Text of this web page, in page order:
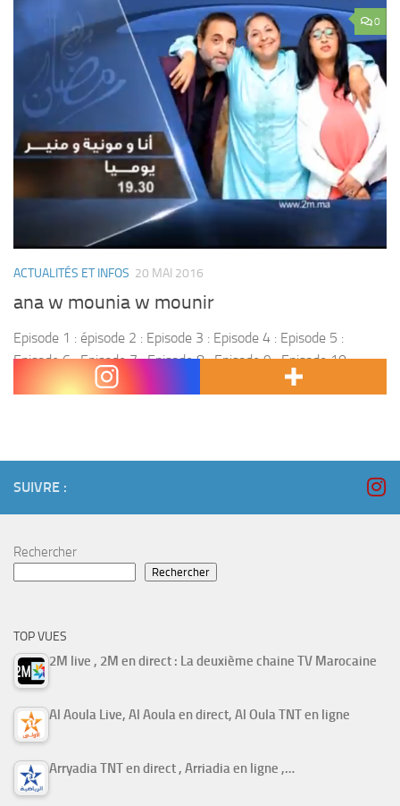
0
ACTUALITÉS ET INFOS 20 MAI 2016
ana w mounia w mounir
Episode 1 : épisode 2 : Episode 3 : Episode 4 : Episode 5 :
Episode 6 : Episode 7 : Episode 8 : Episode 9 : Episode 10 :
Episode 11 : Episode...
SUIVRE :
Rechercher
Rechercher
TOP VUES
2M live , 2M en direct : La deuxième chaine TV Marocaine
Al Aoula Live, Al Aoula en direct, Al Oula TNT en ligne
Arryadia TNT en direct , Arriadia en ligne ,…